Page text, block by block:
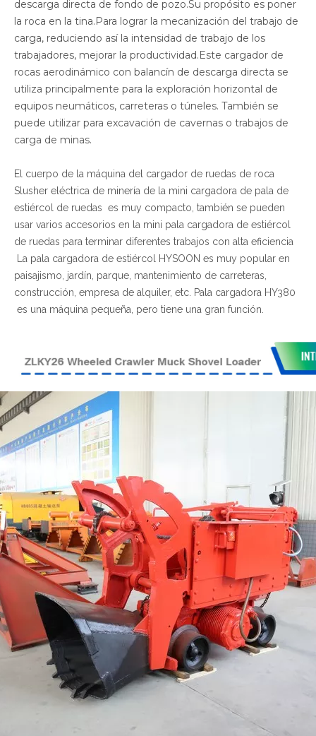
descarga directa de fondo de pozo.Su propósito es poner
la roca en la tina.Para lograr la mecanización del trabajo de
carga, reduciendo así la intensidad de trabajo de los
trabajadores, mejorar la productividad.Este cargador de
rocas aerodinámico con balancín de descarga directa se
utiliza principalmente para la exploración horizontal de
equipos neumáticos, carreteras o túneles. También se
puede utilizar para excavación de cavernas o trabajos de
carga de minas.
El cuerpo de la máquina del cargador de ruedas de roca
Slusher eléctrica de minería de la mini cargadora de pala de
estiércol de ruedas es muy compacto, también se pueden
usar varios accesorios en la mini pala cargadora de estiércol
de ruedas para terminar diferentes trabajos con alta eficiencia
La pala cargadora de estiércol HYSOON es muy popular en
paisajismo, jardín, parque, mantenimiento de carreteras,
construcción, empresa de alquiler, etc. Pala cargadora HY380
es una máquina pequeña, pero tiene una gran función.